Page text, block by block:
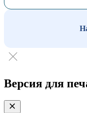
Версия для